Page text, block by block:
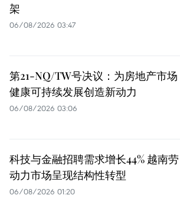
架
06/08/2026 03:47
第21-NQ/TW号决议：为房地产市场
健康可持续发展创造新动力
06/08/2026 03:06
科技与金融招聘需求增长44% 越南劳
动力市场呈现结构性转型
06/08/2026 01:20